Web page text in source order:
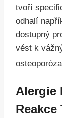
tvoří
odhalí
dostupný
vést k
Alergie
Reakce